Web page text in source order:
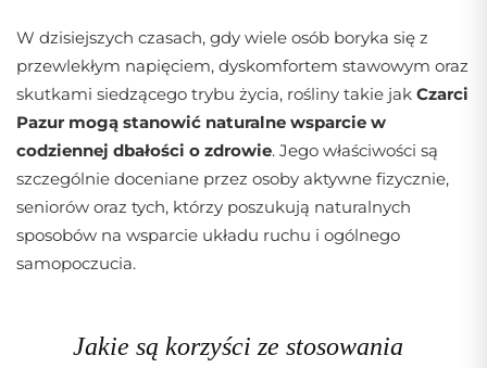
W dzisiejszych czasach, gdy wiele osób boryka się z
przewlekłym napięciem, dyskomfortem stawowym oraz
skutkami siedzącego trybu życia, rośliny takie jak Czarci
Pazur mogą stanowić naturalne wsparcie w
codziennej dbałości o zdrowie. Jego właściwości są
szczególnie doceniane przez osoby aktywne fizycznie,
seniorów oraz tych, którzy poszukują naturalnych
sposobów na wsparcie układu ruchu i ogólnego
samopoczucia.
Jakie są korzyści ze stosowania